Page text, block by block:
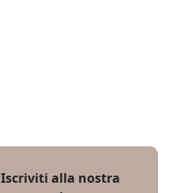
Iscriviti alla nostra